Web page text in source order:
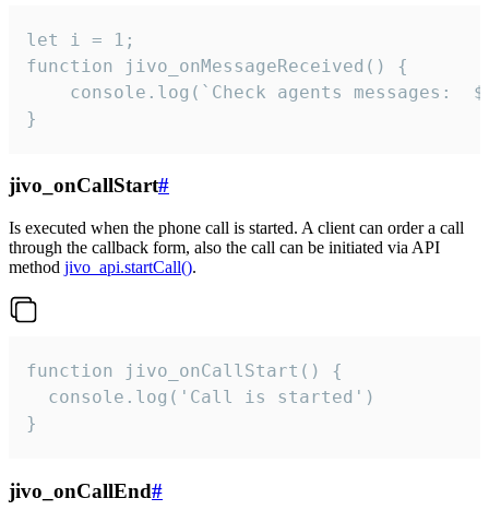
let i = 1;
function jivo_onMessageReceived() {
}
jivo_onCallStart#
Is executed when the phone call is started. A client can order a call
through the callback form, also the call can be initiated via API
method jivo_api.startCall().
function jivo_onCallStart() {
  console.log('Call is started')
}
jivo_onCallEnd#